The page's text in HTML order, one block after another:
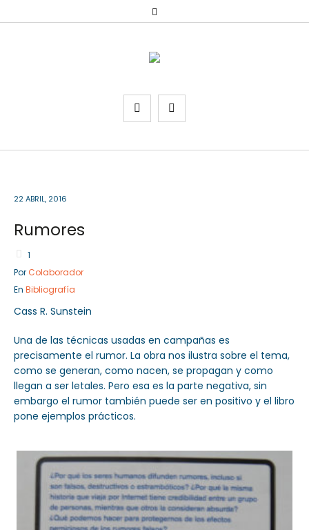
Sector Público
Servicios
22 ABRIL, 2016
Rumores
1
Por Colaborador
En Bibliografía
Cass R. Sunstein
Una de las técnicas usadas en campañas es
precisamente el rumor. La obra nos ilustra sobre el tema,
como se generan, como nacen, se propagan y como
llegan a ser letales. Pero esa es la parte negativa, sin
embargo el rumor también puede ser en positivo y el libro
pone ejemplos prácticos.